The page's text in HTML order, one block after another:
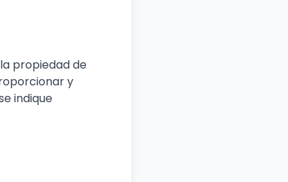
propiedad de
y
indique